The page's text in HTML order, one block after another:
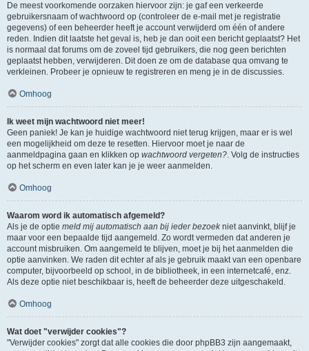
De meest voorkomende oorzaken hiervoor zijn: je gaf een verkeerde
gebruikersnaam of wachtwoord op (controleer de e-mail met je registratie
gegevens) of een beheerder heeft je account verwijderd om één of andere
reden. Indien dit laatste het geval is, heb je dan ooit een bericht geplaatst? Het
is normaal dat forums om de zoveel tijd gebruikers, die nog geen berichten
geplaatst hebben, verwijderen. Dit doen ze om de database qua omvang te
verkleinen. Probeer je opnieuw te registreren en meng je in de discussies.
Omhoog
Ik weet mijn wachtwoord niet meer!
Geen paniek! Je kan je huidige wachtwoord niet terug krijgen, maar er is wel
een mogelijkheid om deze te resetten. Hiervoor moet je naar de
aanmeldpagina gaan en klikken op wachtwoord vergeten?. Volg de instructies
op het scherm en even later kan je je weer aanmelden.
Omhoog
Waarom word ik automatisch afgemeld?
Als je de optie meld mij automatisch aan bij ieder bezoekniet aanvinkt, blijf je
maar voor een bepaalde tijd aangemeld. Zo wordt vermeden dat anderen je
account misbruiken. Om aangemeld te blijven, moet je bij het aanmelden die
optie aanvinken. We raden dit echter af als je gebruik maakt van een openbare
computer, bijvoorbeeld op school, in de bibliotheek, in een internetcafé, enz.
Als deze optie niet beschikbaar is, heeft de beheerder deze uitgeschakeld.
Omhoog
Wat doet "verwijder cookies"?
"Verwijder cookies" zorgt dat alle cookies die door phpBB3 zijn aangemaakt,